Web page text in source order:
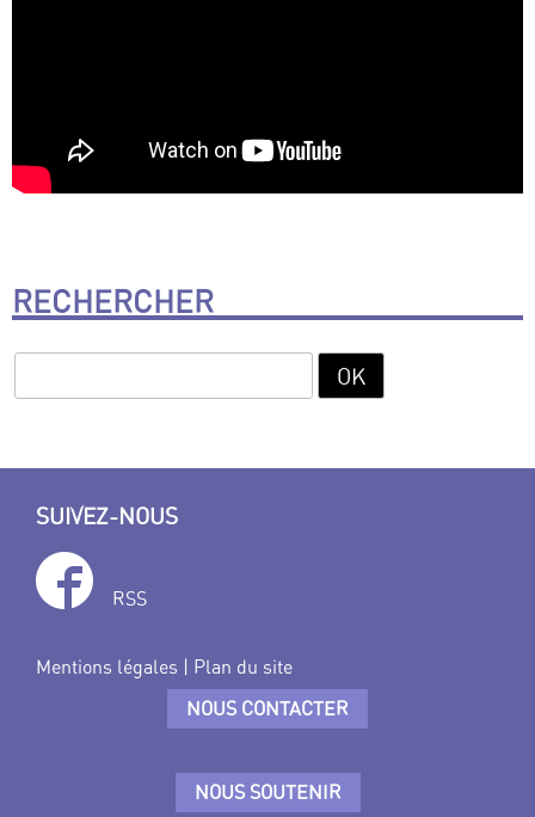
RECHERCHER
SUIVEZ-NOUS
RSS
Mentions légales | Plan du site
NOUS CONTACTER
NOUS SOUTENIR